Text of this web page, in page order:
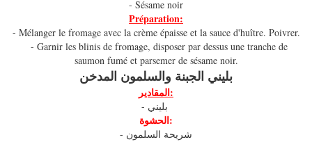
- Sésame noir
Préparation:
- Mélanger le fromage avec la crème épaisse et la sauce d'huître. Poivrer.
- Garnir les blinis de fromage, disposer par dessus une tranche de
saumon fumé et parsemer de sésame noir.
بليني الجبنة والسلمون المدخن
المقادير:
الحشوة:
- شريحة السلمون